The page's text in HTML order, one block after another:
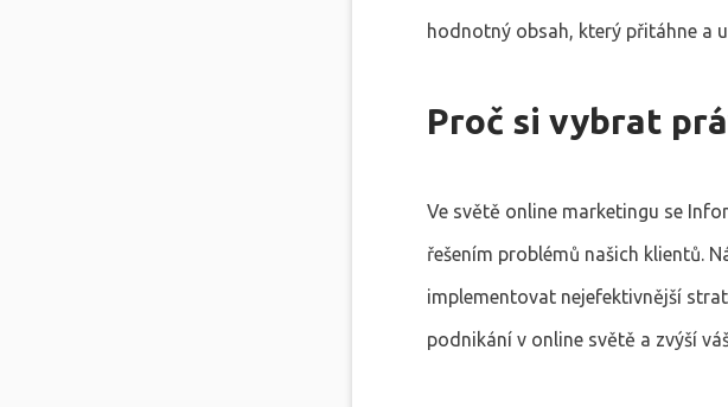
hodnotný obsah, který přitáhne a
Proč si vybrat
Ve světě online marketingu se
řešením problémů našich klientů.
implementovat nejefektivnější
podnikání v online světě a zvýší